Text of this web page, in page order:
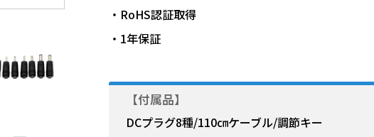
・RoHS認証取得
・1年保証
【付属品】
DCプラグ8種/110㎝ケーブル/調節キー